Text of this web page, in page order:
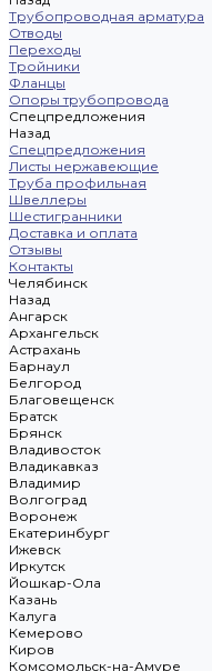
Трубопроводная арматура
Отводы
Переходы
Тройники
Фланцы
Опоры трубопровода
Спецпредложения
Назад
Спецпредложения
Листы нержавеющие
Труба профильная
Швеллеры
Шестигранники
Доставка и оплата
Отзывы
Контакты
Челябинск
Назад
Ангарск
Архангельск
Астрахань
Барнаул
Белгород
Благовещенск
Братск
Брянск
Владивосток
Владикавказ
Владимир
Волгоград
Воронеж
Екатеринбург
Ижевск
Иркутск
Йошкар-Ола
Казань
Калуга
Кемерово
Киров
Комсомольск-на-Амуре